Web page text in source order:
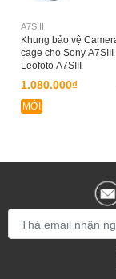
A7SIII
Khung bảo vệ
cage cho Sony A7SIII
Leofoto A7SIII
1.080.000₫
MỚI